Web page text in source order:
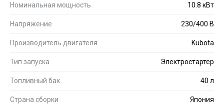
Номинальная мощность 10.8 кВт
Напряжение 230/400 В
Производитель двигателя Kubota
Тип запуска Электростартер
Топливный бак 40 л
Страна сборки Япония